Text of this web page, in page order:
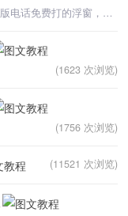
相信很多人都会看到企业网站会有一个在线网页版电话免费打的浮窗，就像qq在线客服一样。它的功能是允许
(1623 次浏览)
(1756 次浏览)
(11521 次浏览)